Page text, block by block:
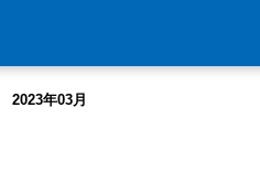
2023年03月